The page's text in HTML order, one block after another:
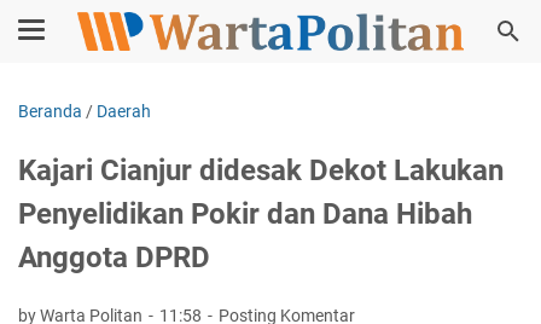
Beranda / Daerah
Kajari Cianjur didesak Dekot Lakukan
Penyelidikan Pokir dan Dana Hibah
Anggota DPRD
by Warta Politan 11:58 Posting Komentar